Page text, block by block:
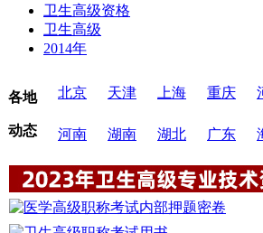
卫生高级资格
卫生高级
2014年
各地
动态
北京 天津 上海 重庆
河南 湖南 湖北 广东